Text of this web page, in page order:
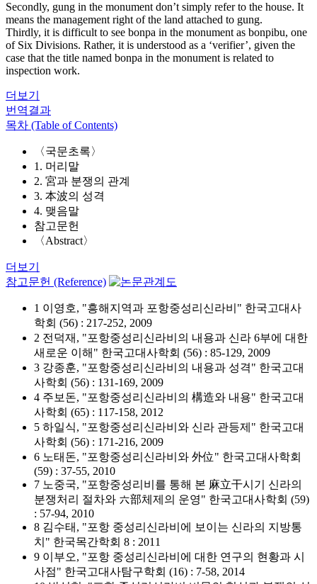
Secondly, gung in the monument don’t simply refer to the house. It
means the management right of the land attached to gung.
Thirdly, it is difficult to see bonpa in the monument as bonpibu, one
of Six Divisions. Rather, it is understood as a ‘verifier’, given the
case that the title named bonpa in the monument is related to
inspection work.
더보기
번역결과
목차 (Table of Contents)
〈국문초록〉
1. 머리말
2. 宮과 분쟁의 관계
3. 本波의 성격
4. 맺음말
참고문헌
〈Abstract〉
더보기
참고문헌 (Reference)
1 이영호, "흥해지역과 포항중성리신라비" 한국고대사
학회 (56) : 217-252, 2009
2 전덕재, "포항중성리신라비의 내용과 신라 6부에 대한
새로운 이해" 한국고대사학회 (56) : 85-129, 2009
3 강종훈, "포항중성리신라비의 내용과 성격" 한국고대
사학회 (56) : 131-169, 2009
4 주보돈, "포항중성리신라비의 構造와 내용" 한국고대
사학회 (65) : 117-158, 2012
5 하일식, "포항중성리신라비와 신라 관등제" 한국고대
사학회 (56) : 171-216, 2009
6 노태돈, "포항중성리신라비와 外位" 한국고대사학회
(59) : 37-55, 2010
7 노중국, "포항중성리비를 통해 본 麻立干시기 신라의
분쟁처리 절차와 六部체제의 운영" 한국고대사학회 (59)
: 57-94, 2010
8 김수태, "포항 중성리신라비에 보이는 신라의 지방통
치" 한국목간학회 8 : 2011
9 이부오, "포항 중성리신라비에 대한 연구의 현황과 시
사점" 한국고대사탐구학회 (16) : 7-58, 2014